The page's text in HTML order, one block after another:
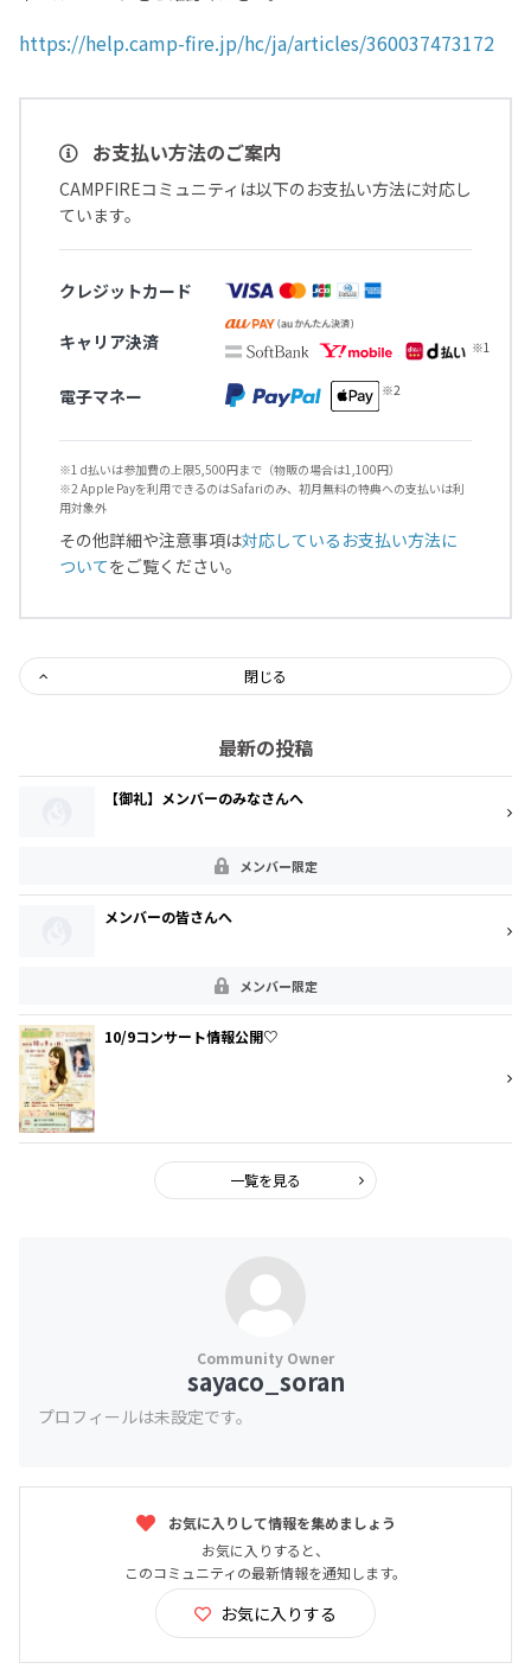
https://help.camp-fire.jp/hc/ja/articles/360037473172
お支払い方法のご案内
CAMPFIREコミュニティは以下のお支払い方法に対応し
ています。
クレジットカード
キャリア決済
電子マネー
※1 d払いは参加費の上限5,500円まで（物販の場合は1,100円）
※2 Apple Payを利用できるのはSafariのみ、初月無料の特典への支払いは利
用対象外
その他詳細や注意事項は対応しているお支払い方法に
ついてをご覧ください。
閉じる
最新の投稿
【御礼】メンバーのみなさんへ
メンバー限定
メンバーの皆さんへ
メンバー限定
10/9コンサート情報公開♡
一覧を見る
sayaco_soran
プロフィールは未設定です。
お気に入りして情報を集めましょう
お気に入りすると、
このコミュニティの最新情報を通知します。
お気に入りする